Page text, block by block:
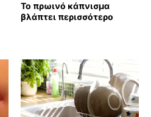
Το πρωινό κάπνισμα
βλάπτει περισσότερο